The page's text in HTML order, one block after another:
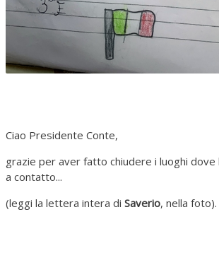
Ciao Presidente Conte,
grazie per aver fatto chiudere i luoghi
a contatto...
(leggi la lettera intera di Saverio, nella foto).